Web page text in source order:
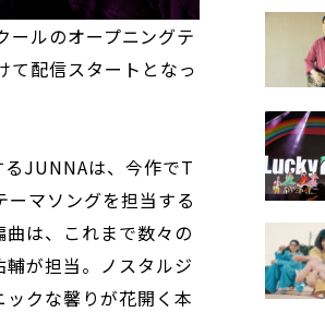
ールのオープニングテ
て配信スタートとなっ
JUNNAは、今作でT
マソングを担当する
は、これまで数々の
が担当。ノスタルジ
クな馨りが花開く本